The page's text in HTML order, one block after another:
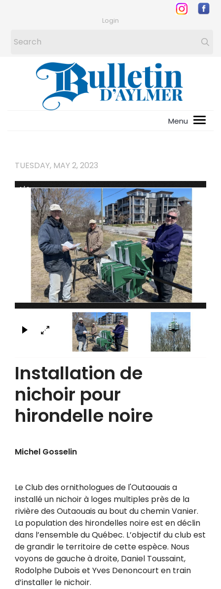
Login
TUESDAY, MAY 2, 2023
1/2
Installation de
nichoir pour
hirondelle noire
Michel Gosselin
Le Club des ornithologues de l'Outaouais a
installé un nichoir à loges multiples près de la
rivière des Outaouais au bout du chemin Vanier.
La population des hirondelles noire est en déclin
dans l’ensemble du Québec. L’objectif du club est
de grandir le territoire de cette espèce. Nous
voyons de gauche à droite, Daniel Toussaint,
Rodolphe Dubois et Yves Denoncourt en train
d’installer le nichoir.